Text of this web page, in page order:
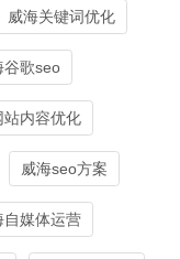
威海关键词优化
谷歌seo
站内容优化
威海seo方案
自媒体运营